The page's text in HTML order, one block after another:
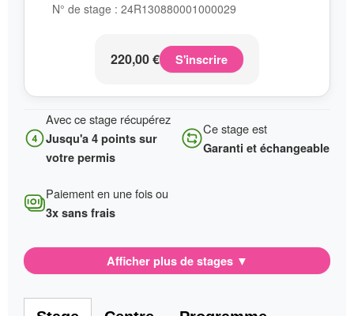
N° de stage : 24R130880001000029
220,00€ S'inscrire
Avec ce stage récupérez
Jusqu'a 4 points sur
votre permis
Ce stage est
Garanti et échangeable
Paiement en une fois ou
3x sans frais
Afficher plus de stages ▼